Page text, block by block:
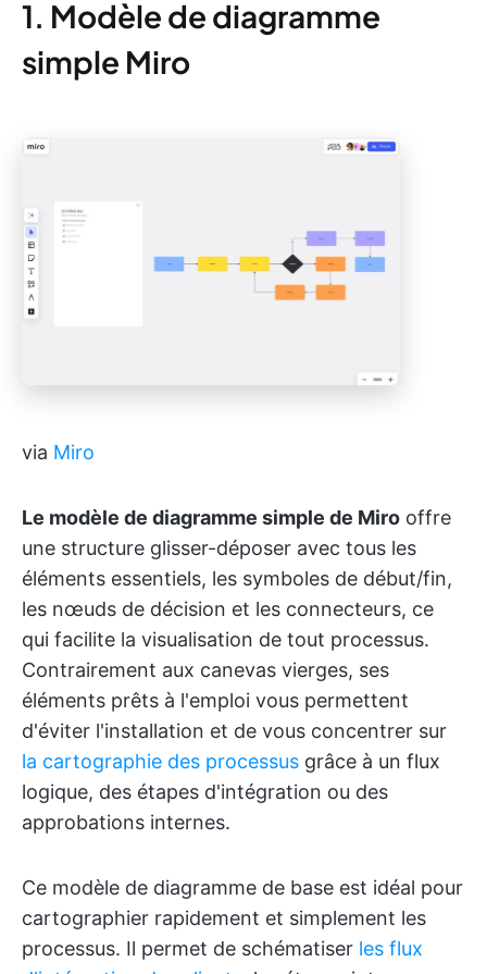
1. Modèle de diagramme
simple Miro
via Miro
Le modèle de diagramme simple de Miro offre
une structure glisser-déposer avec tous les
éléments essentiels, les symboles de début/fin,
les nœuds de décision et les connecteurs, ce
qui facilite la visualisation de tout processus.
Contrairement aux canevas vierges, ses
éléments prêts à l'emploi vous permettent
d'éviter l'installation et de vous concentrer sur
la cartographie des processus grâce à un flux
logique, des étapes d'intégration ou des
approbations internes.
Ce modèle de diagramme de base est idéal pour
cartographier rapidement et simplement les
processus. Il permet de schématiser les flux